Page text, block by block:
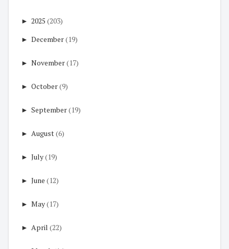
► 2025 (203)
► December(19)
► November(17)
► October(9)
► September(19)
► August(6)
► July(19)
► June (12)
► May(17)
► April (22)